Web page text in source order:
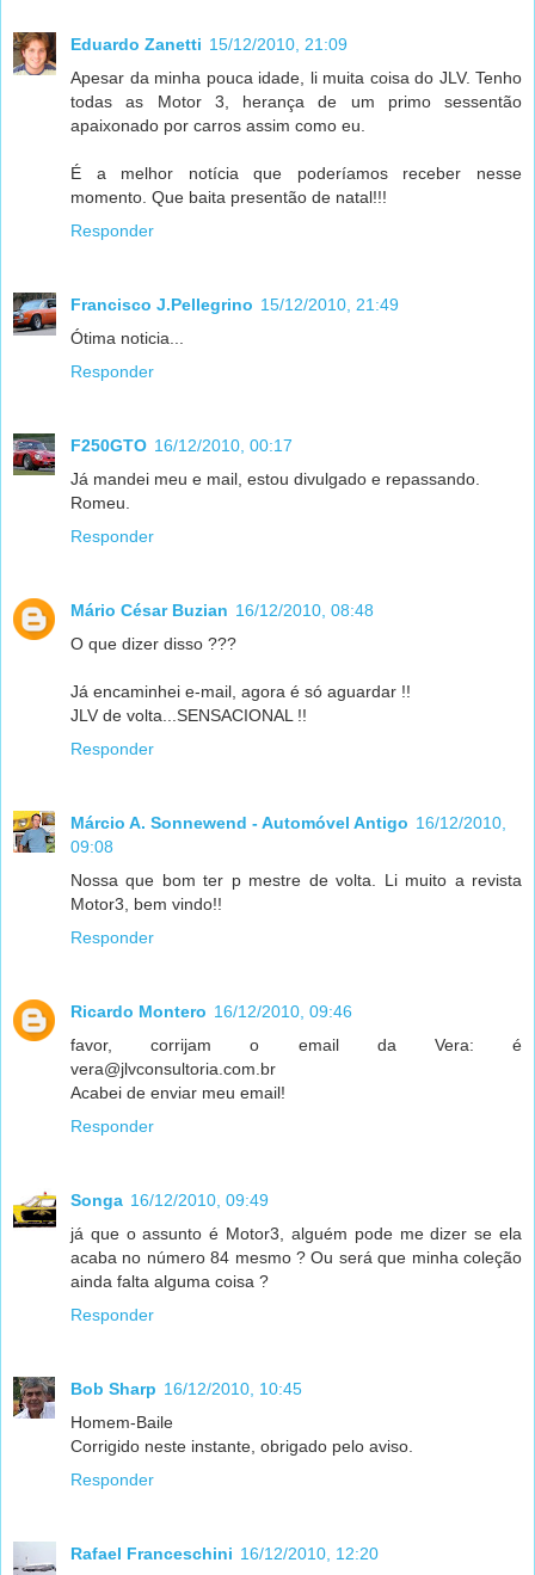
Eduardo Zanetti 15/12/2010, 21:09
Apesar da minha pouca idade, li muita coisa do JLV. Tenho
todas as Motor 3, herança de um primo sessentão
apaixonado por carros assim como eu.
É a melhor notícia que poderíamos receber nesse
momento. Que baita presentão de natal!!!
Responder
Francisco J.Pellegrino 15/12/2010, 21:49
Ótima noticia...
Responder
F250GTO 16/12/2010, 00:17
Já mandei meu e mail, estou divulgado e repassando.
Romeu.
Responder
Mário César Buzian 16/12/2010, 08:48
O que dizer disso ???
Já encaminhei e-mail, agora é só aguardar !!
JLV de volta...SENSACIONAL !!
Responder
Márcio A. Sonnewend - Automóvel Antigo 16/12/2010,
09:08
Nossa que bom ter p mestre de volta. Li muito a revista
Motor3, bem vindo!!
Responder
Ricardo Montero 16/12/2010, 09:46
favor, corrijam o email da Vera: é
vera@jlvconsultoria.com.br
Acabei de enviar meu email!
Responder
Songa 16/12/2010, 09:49
já que o assunto é Motor3, alguém pode me dizer se ela
acaba no número 84 mesmo ? Ou será que minha coleção
ainda falta alguma coisa ?
Responder
Bob Sharp 16/12/2010, 10:45
Homem-Baile
Corrigido neste instante, obrigado pelo aviso.
Responder
Rafael Franceschini 16/12/2010, 12:20